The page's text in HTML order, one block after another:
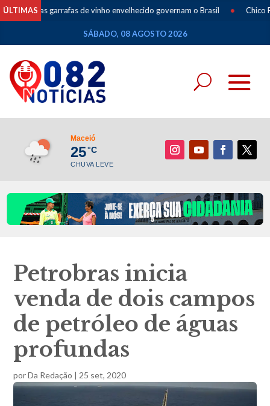
ÚLTIMAS
garrafas de vinho envelhecido governam o Brasil • Chico Filho vai
SÁBADO, 08 AGOSTO 2026
Maceió
25°C
CHUVA LEVE
Petrobras inicia
venda de dois campos
de petróleo de águas
profundas
porDa Redação | 25 set, 2020